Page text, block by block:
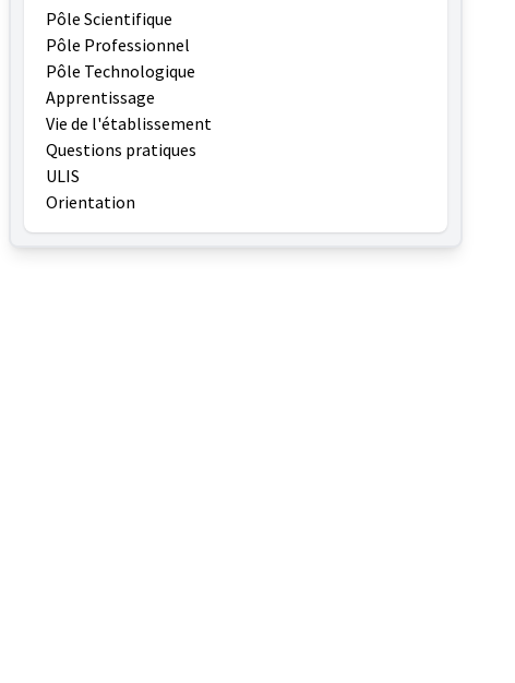
Pôle Scientifique
Pôle Professionnel
Pôle Technologique
Apprentissage
Vie de l'établissement
Questions pratiques
ULIS
Orientation